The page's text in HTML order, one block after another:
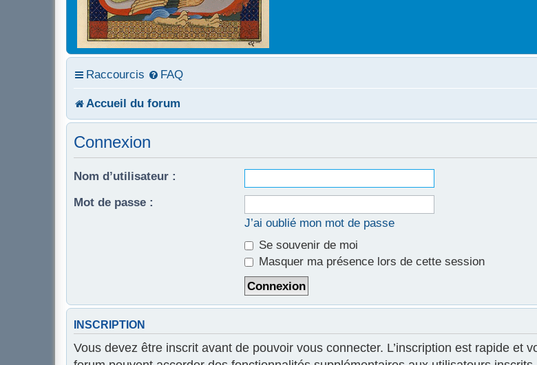
Raccourcis FAQ
Accueil du forum
Connexion
Nom d’utilisateur :
Mot de passe :
J’ai oublié mon mot de passe
Se souvenir de moi
Masquer ma présence lors de cette session
INSCRIPTION
Vous devez être inscrit avant de pouvoir vous connecter. L’inscription est rapide et